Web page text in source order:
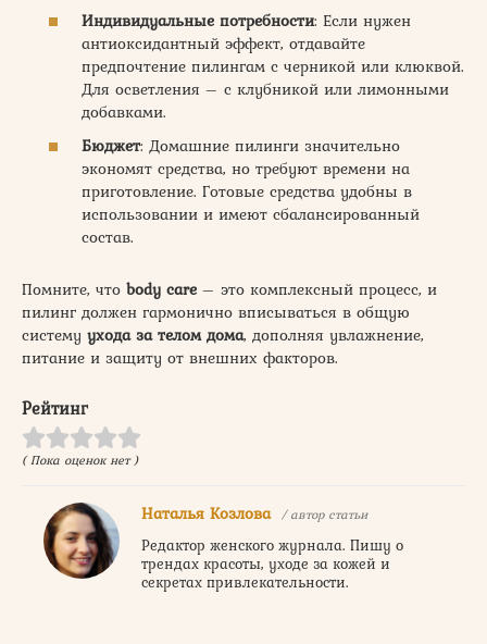
Индивидуальные потребности: Если нужен
антиоксидантный эффект, отдавайте
предпочтение пилингам с черникой или клюквой.
Для осветления – с клубникой или лимонными
добавками.
Бюджет: Домашние пилинги значительно
экономят средства, но требуют времени на
приготовление. Готовые средства удобны в
использовании и имеют сбалансированный
состав.
Помните, что body care – это комплексный процесс, и
пилинг должен гармонично вписываться в общую
систему ухода за телом дома, дополняя увлажнение,
питание и защиту от внешних факторов.
Рейтинг
( Пока оценок нет )
Наталья Козлова / автор статьи
Редактор женского журнала. Пишу о
трендах красоты, уходе за кожей и
секретах привлекательности.